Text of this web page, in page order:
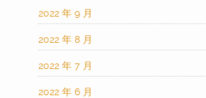
2022 年 9 月
2022 年 8 月
2022 年 7 月
2022 年 6 月